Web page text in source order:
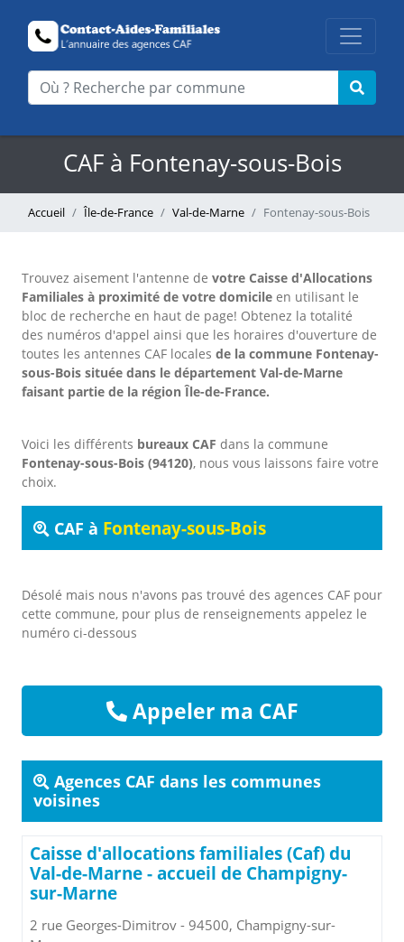
CAF à Fontenay-sous-Bois
Accueil Île-de-France Val-de-Marne Fontenay-sous-Bois
Trouvez aisement l'antenne de votre Caisse d'Allocations
Familiales à proximité de votre domicile en utilisant le
bloc de recherche en haut de page! Obtenez la totalité
des numéros d'appel ainsi que les horaires d'ouverture de
toutes les antennes CAF locales de la commune Fontenay-
sous-Bois située dans le département Val-de-Marne
faisant partie de la région Île-de-France.
Voici les différents bureaux CAF dans la commune
Fontenay-sous-Bois (94120), nous vous laissons faire votre
choix.
CAF à Fontenay-sous-Bois
Désolé mais nous n'avons pas trouvé des agences CAF pour
cette commune, pour plus de renseignements appelez le
numéro ci-dessous
Appeler ma CAF
Agences CAF dans les communes
voisines
Caisse d'allocations familiales (Caf) du
Val-de-Marne - accueil de Champigny-
sur-Marne
2 rue Georges-Dimitrov - 94500, Champigny-sur-